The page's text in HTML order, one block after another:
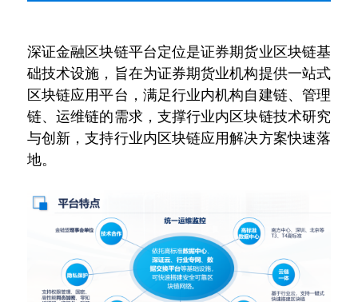
深证金融区块链平台定位是证券期货业区块链基
础技术设施，旨在为证券期货业机构提供一站式
区块链应用平台，满足行业内机构自建链、管理
链、运维链的需求，支撑行业内区块链技术研究
与创新，支持行业内区块链应用解决方案快速落
地。